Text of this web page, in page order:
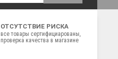
ОТСУТСТВИЕ РИСКА
все товары сертифициарованы,
проверка качества в магазине